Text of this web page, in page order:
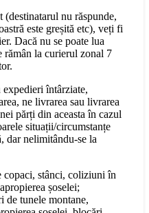
nu răspunde,
este greșită etc), veți fi
Dacă nu se poate lua
rămân la curierul zonal 7
întârziate,
ne livrarea sau livrarea
părți din aceasta în cazul
situații/circumstanțe
dar nelimitându-se la
copaci, stânci, coliziuni în
șoselei;
de tunele montane,